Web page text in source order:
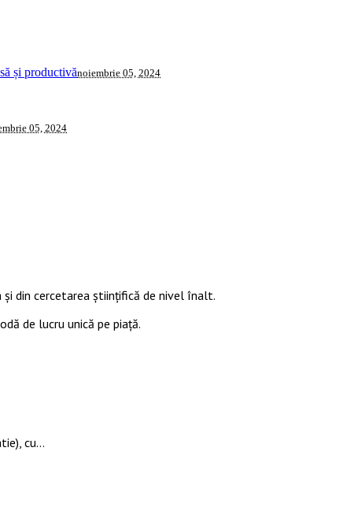
și productivănoiembrie 05, 2024
05, 2024
din cercetarea științifică de nivel înalt.
de lucru unică pe piață.
cu…